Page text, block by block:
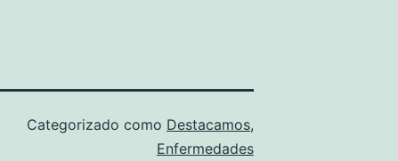
Categorizado como Destacamos,
Enfermedades